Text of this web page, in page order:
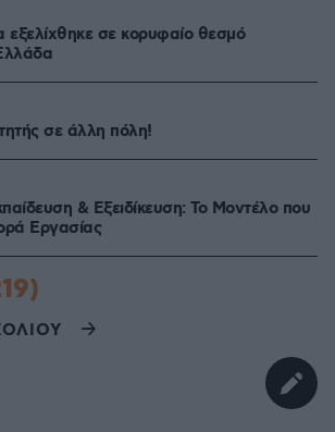
εξελίχθηκε σε κορυφαίο θεσμό
σε άλλη πόλη!
& Εξειδίκευση: Το Mοντέλο που
Eργασίας